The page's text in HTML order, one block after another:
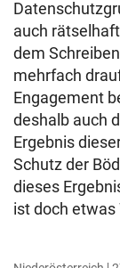
auch
dem
mehrfach
Engagement
deshalb auch
Ergebnis
Schutz der
dieses
ist doch etwas